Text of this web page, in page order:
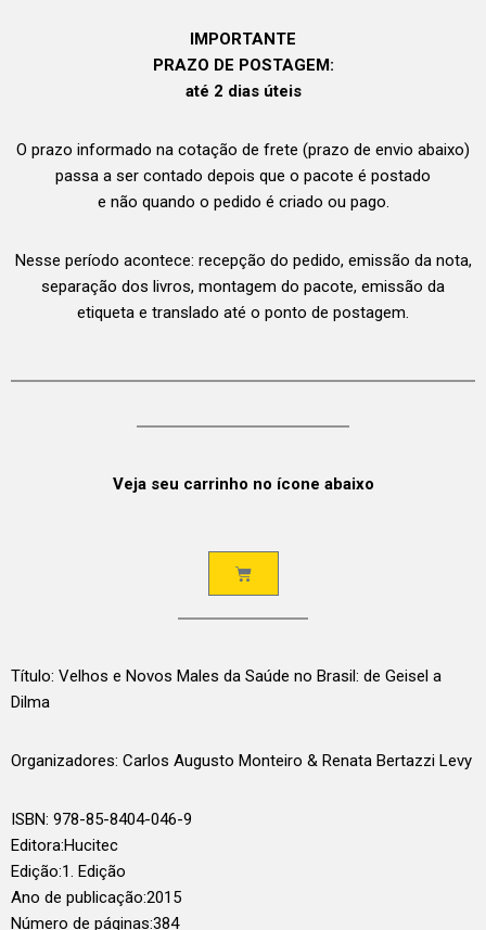
IMPORTANTE
PRAZO DE POSTAGEM:
até 2 dias úteis
O prazo informado na cotação de frete (prazo de envio abaixo)
passa a ser contado depois que o pacote é postado
e não quando o pedido é criado ou pago.
Nesse período acontece: recepção do pedido, emissão da nota,
separação dos livros, montagem do pacote, emissão da
etiqueta e translado até o ponto de postagem.
Veja seu carrinho no ícone abaixo
Título: Velhos e Novos Males da Saúde no Brasil: de Geisel a
Dilma
Organizadores: Carlos Augusto Monteiro & Renata Bertazzi Levy
ISBN: 978-85-8404-046-9
Editora:Hucitec
Edição:1. Edição
Ano de publicação:2015
Número de páginas:384